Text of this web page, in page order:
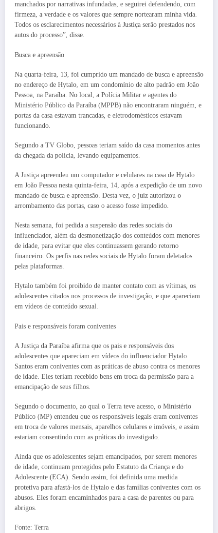
manchados por narrativas infundadas, e seguirei defendendo, com
firmeza, a verdade e os valores que sempre nortearam minha vida.
Todos os esclarecimentos necessários à Justiça serão prestados nos
autos do processo”, disse.
Busca e apreensão
Na quarta-feira, 13, foi cumprido um mandado de busca e apreensão
no endereço de Hytalo, em um condomínio de alto padrão em João
Pessoa, na Paraíba. No local, a Polícia Militar e agentes do
Ministério Público da Paraíba (MPPB) não encontraram ninguém, e
portas da casa estavam trancadas, e eletrodomésticos estavam
funcionando.
Segundo a TV Globo, pessoas teriam saído da casa momentos antes
da chegada da polícia, levando equipamentos.
A Justiça apreendeu um computador e celulares na casa de Hytalo
em João Pessoa nesta quinta-feira, 14, após a expedição de um novo
mandado de busca e apreensão. Desta vez, o juiz autorizou o
arrombamento das portas, caso o acesso fosse impedido.
Nesta semana, foi pedida a suspensão das redes sociais do
influenciador, além da desmonetização dos conteúdos com menores
de idade, para evitar que eles continuassem gerando retorno
financeiro. Os perfis nas redes sociais de Hytalo foram deletados
pelas plataformas.
Hytalo também foi proibido de manter contato com as vítimas, os
adolescentes citados nos processos de investigação, e que apareciam
em vídeos de conteúdo sexual.
Pais e responsáveis foram coniventes
A Justiça da Paraíba afirma que os pais e responsáveis dos
adolescentes que apareciam em vídeos do influenciador Hytalo
Santos eram coniventes com as práticas de abuso contra os menores
de idade. Eles teriam recebido bens em troca da permissão para a
emancipação de seus filhos.
Segundo o documento, ao qual o Terra teve acesso, o Ministério
Público (MP) entendeu que os responsáveis legais eram coniventes
em troca de valores mensais, aparelhos celulares e imóveis, e assim
estariam consentindo com as práticas do investigado.
Ainda que os adolescentes sejam emancipados, por serem menores
de idade, continuam protegidos pelo Estatuto da Criança e do
Adolescente (ECA). Sendo assim, foi definida uma medida
protetiva para afastá-los de Hytalo e das famílias coniventes com os
abusos. Eles foram encaminhados para a casa de parentes ou para
abrigos.
Fonte: Terra